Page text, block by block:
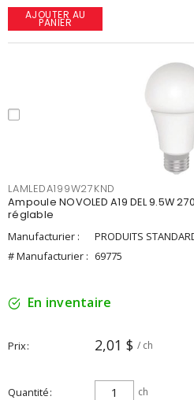
AJOUTER AU
PANIER
LAMLEDA199W27KND
Ampoule NOVOLED A19 DEL 9.5W
réglable
Manufacturier :
PRODUITS
# Manufacturier : 69775
En inventaire
Prix 2,01 $ / ch
Quantité ch